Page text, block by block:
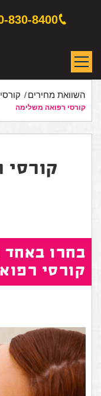
830-8400
השוואת מחירים
קורסי רפואה משלימה
בחרו
קורסי